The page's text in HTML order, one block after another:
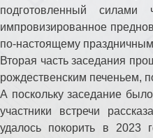
подготовленный силами
импровизированное
по-настоящему
Вторая часть заседания
рождественским печеньем,
А поскольку заседание
участники встречи
удалось покорить в 2023